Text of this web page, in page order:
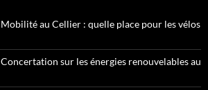
Mobilité au Cellier : quelle place pour les vélos
Concertation sur les énergies renouvelables au